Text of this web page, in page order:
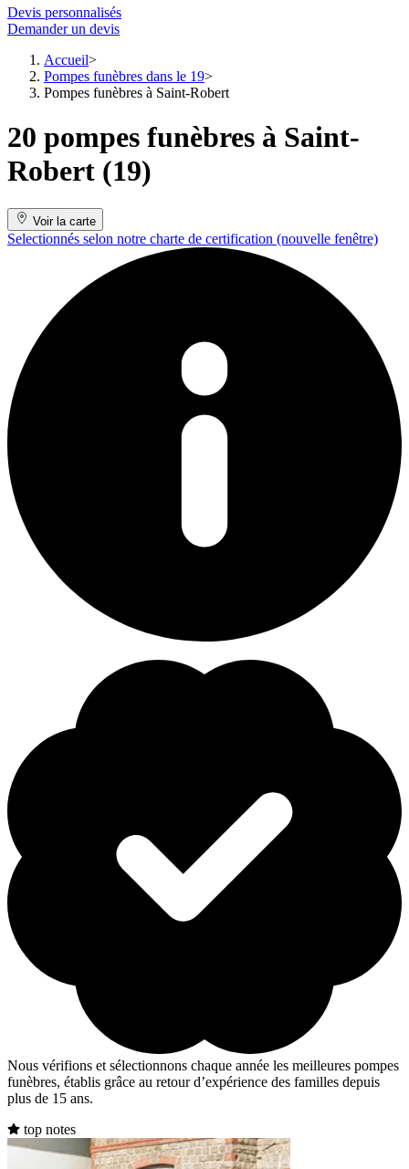
Devis personnalisés
Demander un devis
Accueil
Pompes funèbres dans le 19
Pompes funèbres à Saint-Robert
20 pompes funèbres à Saint-
Robert (19)
Voir la carte
Selectionnés selon notre charte de certification (nouvelle fenêtre)
Nous vérifions et sélectionnons chaque année les meilleures pompes
funèbres, établis grâce au retour d’expérience des familles depuis
plus de 15 ans.
top notes